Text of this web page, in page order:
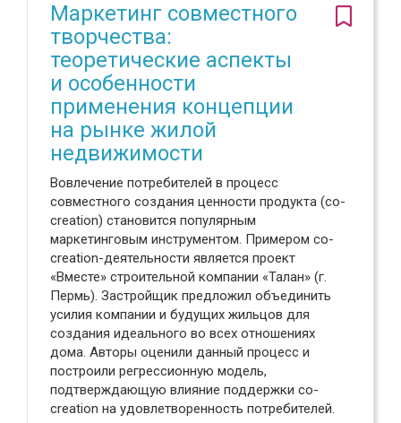
Маркетинг совместного
творчества:
теоретические аспекты
и особенности
применения концепции
на рынке жилой
недвижимости
Вовлечение потребителей в процесс
совместного создания ценности продукта (co-
creation) становится популярным
маркетинговым инструментом. Примером co-
creation-деятельности является проект
«Вместе» строительной компании «Талан» (г.
Пермь). Застройщик предложил объединить
усилия компании и будущих жильцов для
создания идеального во всех отношениях
дома. Авторы оценили данный процесс и
построили регрессионную модель,
подтверждающую влияние поддержки co-
creation на удовлетворенность потребителей.